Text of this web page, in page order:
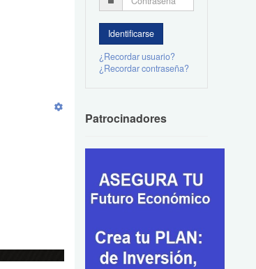
¿Recordar usuario?
¿Recordar contraseña?
Patrocinadores